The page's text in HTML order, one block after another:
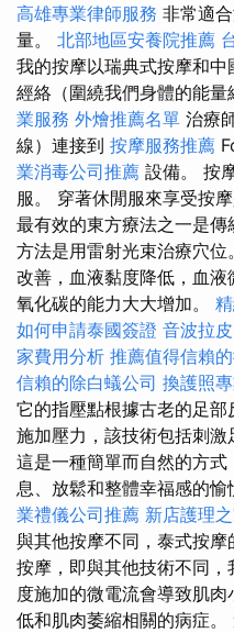
高雄專業律師服務 非常適
量。 北部地區安養院推薦
我的按摩以瑞典式按摩和
經絡（圍繞我們身體的能量
業服務 外燴推薦名單 治療
線）連接到 按摩服務推薦
業消毒公司推薦 設備。 按
服。 穿著休閒服來享受按
最有效的東方療法之一是
方法是用雷射光束治療穴
改善，血液黏度降低，血
氧化碳的能力大大增加。
如何申請泰國簽證 音波拉
家費用分析 推薦值得信賴
信賴的除白蟻公司 換護照
它的指壓點根據古老的足
施加壓力，該技術包括刺激
這是一種簡單而自然的方
息、放鬆和整體幸福感的愉
業禮儀公司推薦 新店護理
與其他按摩不同，泰式按
按摩，即與其他技術不同
度施加的微電流會導致肌
低和肌肉萎縮相關的病症。